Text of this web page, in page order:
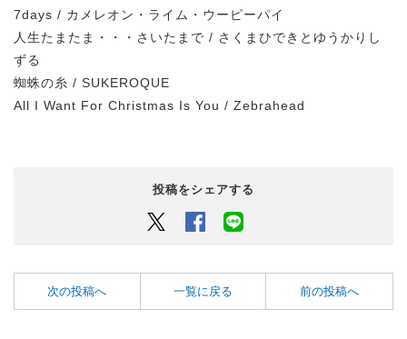
7days / カメレオン・ライム・ウーピーパイ
人生たまたま・・・さいたまで / さくまひできとゆうかりし
ずる
蜘蛛の糸 / SUKEROQUE
All I Want For Christmas Is You / Zebrahead
投稿をシェアする
Twitter Facebook
次の投稿へ 一覧に戻る 前の投稿へ